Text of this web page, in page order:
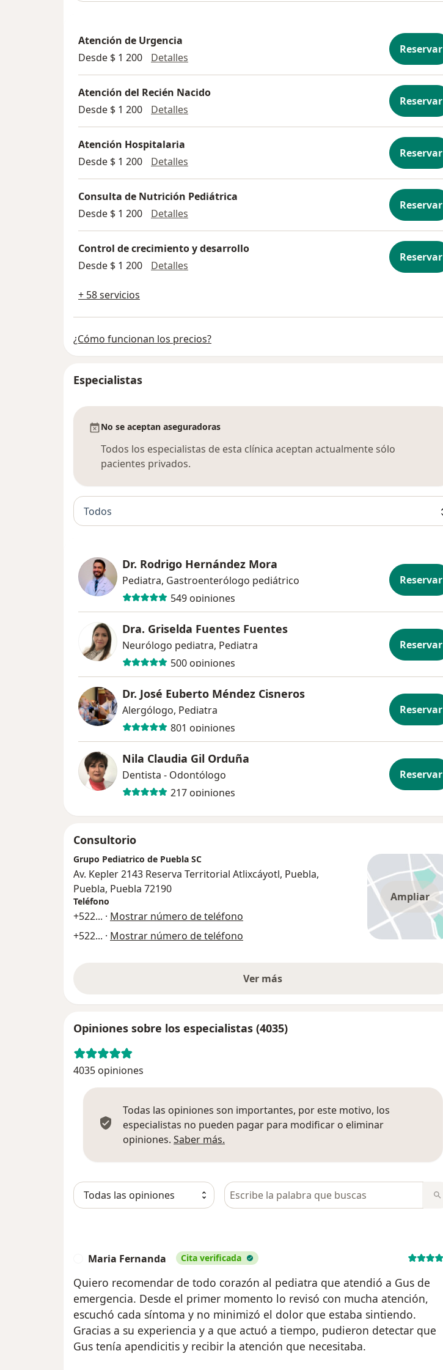
Atención de Urgencia
Desde $ 1 200
Detalles
Reservar
Atención del Recién Nacido
Desde $ 1 200
Detalles
Reservar
Atención Hospitalaria
Desde $ 1 200
Detalles
Reservar
Consulta de Nutrición Pediátrica
Desde $ 1 200
Detalles
Reservar
Control de crecimiento y desarrollo
Desde $ 1 200
Detalles
Reservar
+ 58 servicios
¿Cómo funcionan los precios?
Especialistas
No se aceptan aseguradoras
Todos los especialistas de esta clínica aceptan actualmente sólo
pacientes privados.
Todos
Dr. Rodrigo Hernández Mora
Pediatra, Gastroenterólogo pediátrico
549 opiniones
Reservar
Dra. Griselda Fuentes Fuentes
Neurólogo pediatra, Pediatra
500 opiniones
Reservar
Dr. José Euberto Méndez Cisneros
Alergólogo, Pediatra
801 opiniones
Reservar
Nila Claudia Gil Orduña
Dentista - Odontólogo
217 opiniones
Reservar
Consultorio
Ampliar
Grupo Pediatrico de Puebla SC
Av. Kepler 2143 Reserva Territorial Atlixcáyotl, Puebla,
Puebla, Puebla 72190
Teléfono
+522... · Mostrar número de teléfono
+522... · Mostrar número de teléfono
Ver más
Opiniones sobre los especialistas (4035)
4035 opiniones
Todas las opiniones son importantes, por este motivo, los
especialistas no pueden pagar para modificar o eliminar
opiniones. Saber más.
Busca en opiniones
Maria Fernanda Cita verificada
Quiero recomendar de todo corazón al pediatra que atendió a Gus de
emergencia. Desde el primer momento lo revisó con mucha atención,
escuchó cada síntoma y no minimizó el dolor que estaba sintiendo.
Gracias a su experiencia y a que actuó a tiempo, pudieron detectar que
Gus tenía apendicitis y recibir la atención que necesitaba.